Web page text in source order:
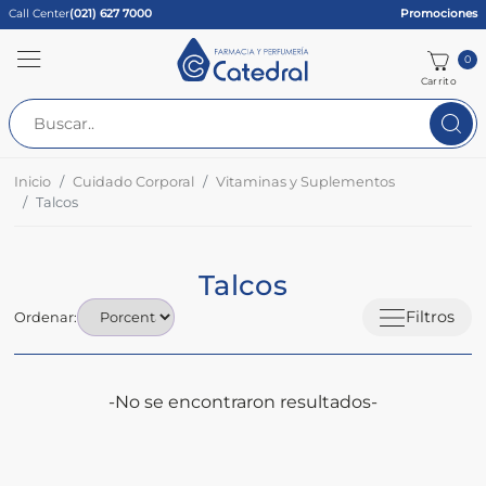
Call Center(021) 627 7000 Promociones
Carrito
0
Inicio Cuidado Corporal
Vitaminas y Suplementos
Talcos
Talcos
Filtros
Ordenar:
-No se encontraron resultados-